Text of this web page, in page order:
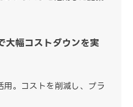
大幅コストダウンを実
。コストを削減し、プラ